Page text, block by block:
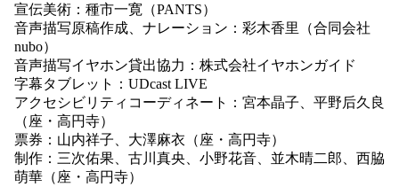
宣伝美術：種市一寛（PANTS）
音声描写原稿作成、ナレーション：彩木香里（合同会社
nubo）
音声描写イヤホン貸出協力：株式会社イヤホンガイド
字幕タブレット：UDcast LIVE
アクセシビリティコーディネート：宮本晶子、平野后久良
（座・高円寺）
票券：山内祥子、大澤麻衣（座・高円寺）
制作：三次佑果、古川真央、小野花音、並木晴二郎、西脇
萌華（座・高円寺）